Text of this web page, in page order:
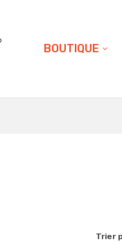
BOUTIQUE
Trier